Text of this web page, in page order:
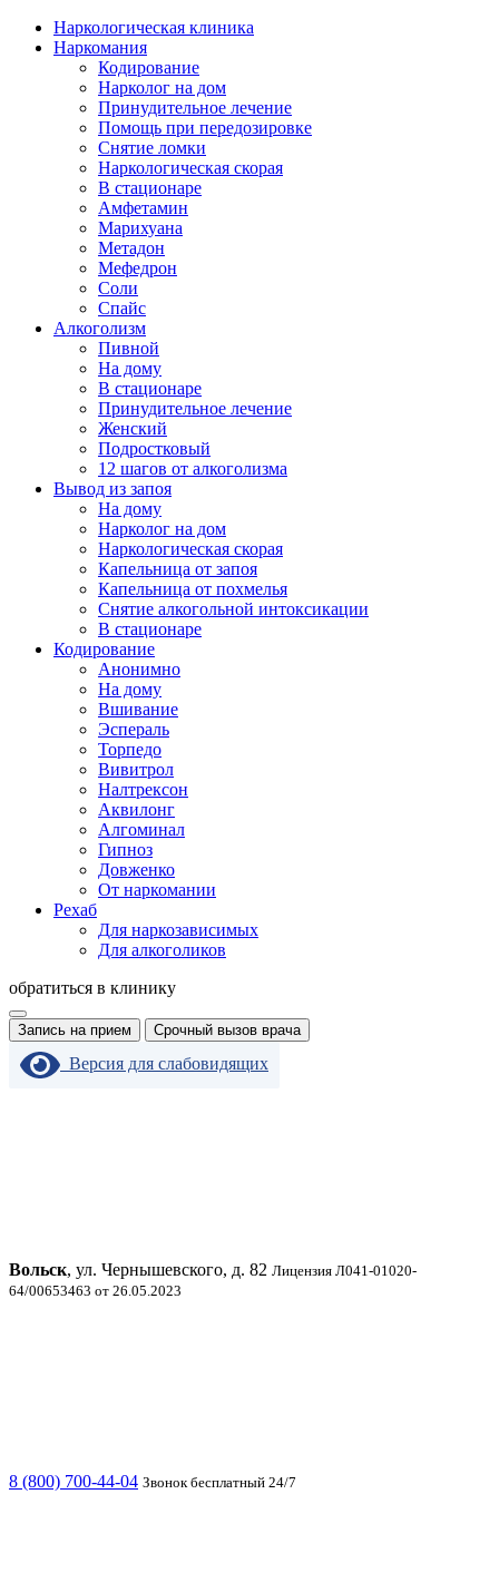
Наркологическая клиника
Наркомания
Кодирование
Нарколог на дом
Принудительное лечение
Помощь при передозировке
Снятие ломки
Наркологическая скорая
В стационаре
Амфетамин
Марихуана
Метадон
Мефедрон
Соли
Спайс
Алкоголизм
Пивной
На дому
В стационаре
Принудительное лечение
Женский
Подростковый
12 шагов от алкоголизма
Вывод из запоя
На дому
Нарколог на дом
Наркологическая скорая
Капельница от запоя
Капельница от похмелья
Снятие алкогольной интоксикации
В стационаре
Кодирование
Анонимно
На дому
Вшивание
Эспераль
Торпедо
Вивитрол
Налтрексон
Аквилонг
Алгоминал
Гипноз
Довженко
От наркомании
Рехаб
Для наркозависимых
Для алкоголиков
обратиться в клинику
Запись на прием Срочный вызов врача
Версия для слабовидящих
Вольск, ул. Чернышевского, д. 82 Лицензия Л041-01020-
64/00653463 от 26.05.2023
8 (800) 700-44-04 Звонок бесплатный 24/7